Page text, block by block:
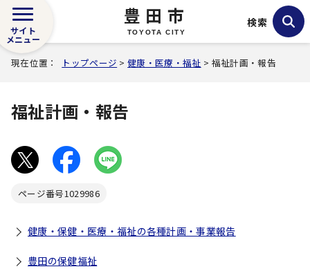
豊田市
TOYOTA CITY
サイト
メニュー
検索
現在位置： トップページ >健康・医療・福祉 > 福祉計画・報告
福祉計画・報告
ページ番号1029986
健康・保健・医療・福祉の各種計画・事業報告
豊田の保健福祉